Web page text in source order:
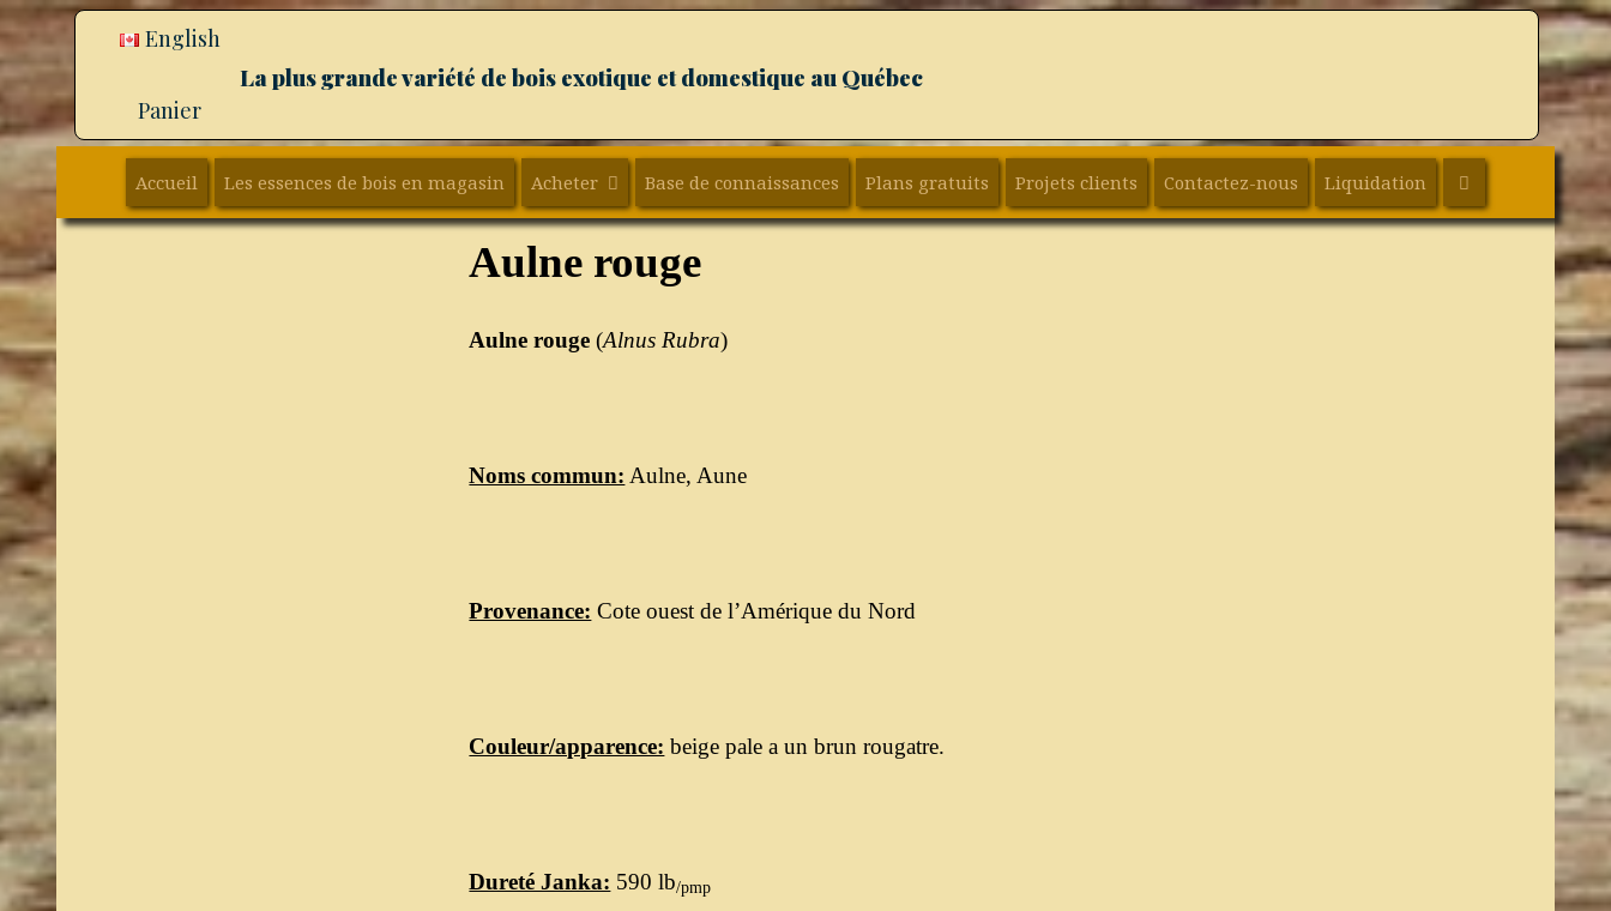
English
La plus grande variété de bois exotique et domestique au Québec
Panier
Accueil Les essences de bois en magasin Acheter Base de connaissances Plans gratuits Projets clients Contactez-nous Liquidation
SEARCH
Aulne rouge
Aulne rouge (Alnus Rubra)
Noms commun: Aulne, Aune
Provenance: Cote ouest de l’Amérique du Nord
Couleur/apparence: beige pale a un brun rougatre.
Dureté Janka: 590 lb/pmp